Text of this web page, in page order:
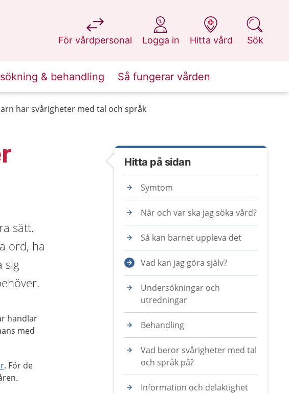
För vårdpersonal
på 1177.se
Logga in
på 1177.se
Hitta vård
på 1177.se
Sök
på 1177.se
& behandling Så fungerar vården
har svårigheter med tal och språk
sätt.
ord, ha
sig
handlar
med
. För de
Hitta på sidan
Symtom
När och var ska jag söka vård?
Så kan barnet uppleva det
Vad kan jag göra själv?
Undersökningar och
utredningar
Behandling
Vad beror svårigheter med tal
och språk på?
Information och delaktighet